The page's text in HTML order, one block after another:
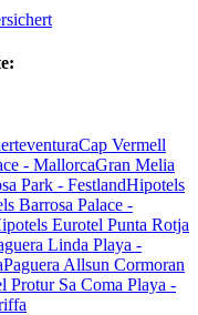
Cap Vermell
- MallorcaGran Melia
Park - FestlandHipotels
Barrosa Palace -
Eurotel Punta Rotja
Linda Playa -
Paguera Allsun Cormoran
Protur Sa Coma Playa -